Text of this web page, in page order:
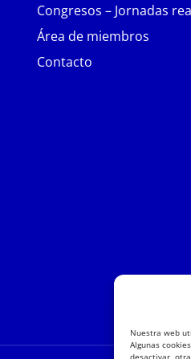
Nuestra web
Algunas
desactivar,
Congresos – Jornadas
Área de miembros
Contacto